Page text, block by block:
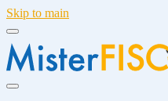
Skip to main